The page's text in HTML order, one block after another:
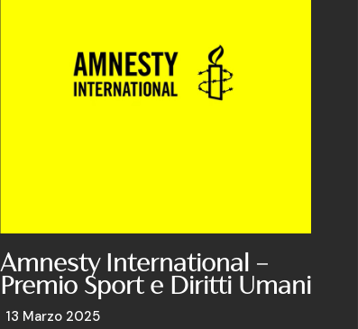
Amnesty International –
Premio Sport e Diritti Umani
13 Marzo 2025